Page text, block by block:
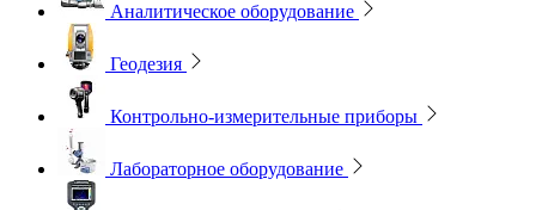
Аналитическое оборудование
Геодезия
Контрольно-измерительные приборы
Лабораторное оборудование